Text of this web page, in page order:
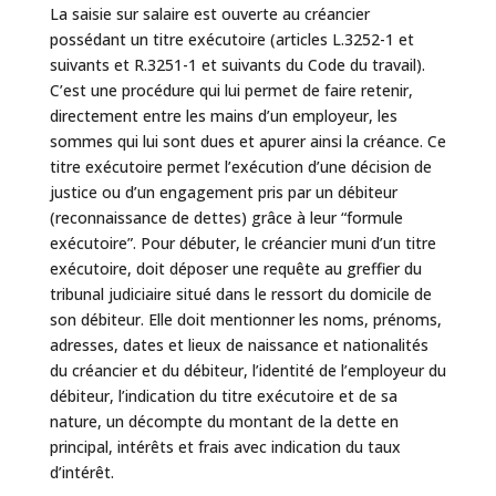
La saisie sur salaire est ouverte au créancier
possédant un titre exécutoire (articles L.3252-1 et
suivants et R.3251-1 et suivants du Code du travail).
C’est une procédure qui lui permet de faire retenir,
directement entre les mains d’un employeur, les
sommes qui lui sont dues et apurer ainsi la créance. Ce
titre exécutoire permet l’exécution d’une décision de
justice ou d’un engagement pris par un débiteur
(reconnaissance de dettes) grâce à leur “formule
exécutoire”. Pour débuter, le créancier muni d’un titre
exécutoire, doit déposer une requête au greffier du
tribunal judiciaire situé dans le ressort du domicile de
son débiteur. Elle doit mentionner les noms, prénoms,
adresses, dates et lieux de naissance et nationalités
du créancier et du débiteur, l’identité de l’employeur du
débiteur, l’indication du titre exécutoire et de sa
nature, un décompte du montant de la dette en
principal, intérêts et frais avec indication du taux
d’intérêt.